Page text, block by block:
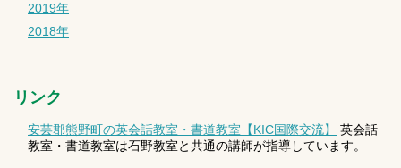
2019年
2018年
リンク
安芸郡熊野町の英会話教室・書道教室【KIC国際交流】
英会話
教室・書道教室は石野教室と共通の講師が指導しています。